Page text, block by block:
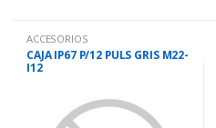
ACCESORIOS
CAJA IP67 P/12 PULS GRIS M22-
I12